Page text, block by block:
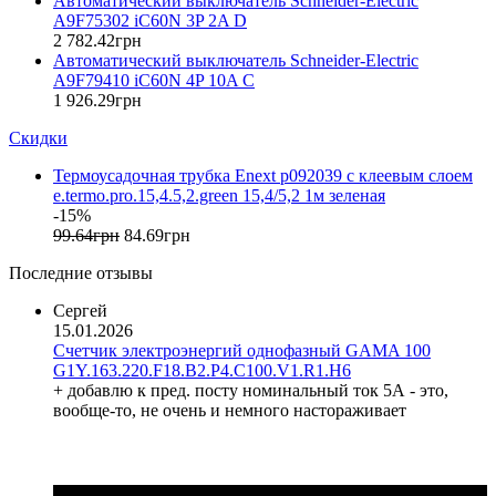
Evrosvet (Украина)
Extherm (Германия)
F&F (Польша)
FRER (Италия)
FS (Украина)
Galkat (Украина)
GENERICA (Китай)
Gewiss (Италия)
Ginlong Solis (Китай)
Hager (Германия)
Haupa (Германия)
HD Hyundai Electric (Корея)
Hemstedt (Германия)
Horoz Electric (Турция)
Huawei (Китай)
A9F75302 iC60N 3P 2A D
2 782.42грн
Автоматический выключатель Schneider-Electric
A9F79410 iC60N 4P 10A C
1 926.29грн
Скидки
Термоусадочная трубка Enext p092039 с клеевым слоем
e.termo.pro.15,4.5,2.green 15,4/5,2 1м зеленая
-15%
99.64грн 84.69грн
Последние отзывы
Сергей
15.01.2026
Счетчик электроэнергий однофазный GAMA 100
G1Y.163.220.F18.B2.P4.C100.V1.R1.H6
+ добавлю к пред. посту номинальный ток 5А - это,
вообще-то, не очень и немного настораживает